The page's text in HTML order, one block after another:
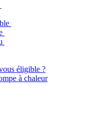
éligible ?
à chaleur